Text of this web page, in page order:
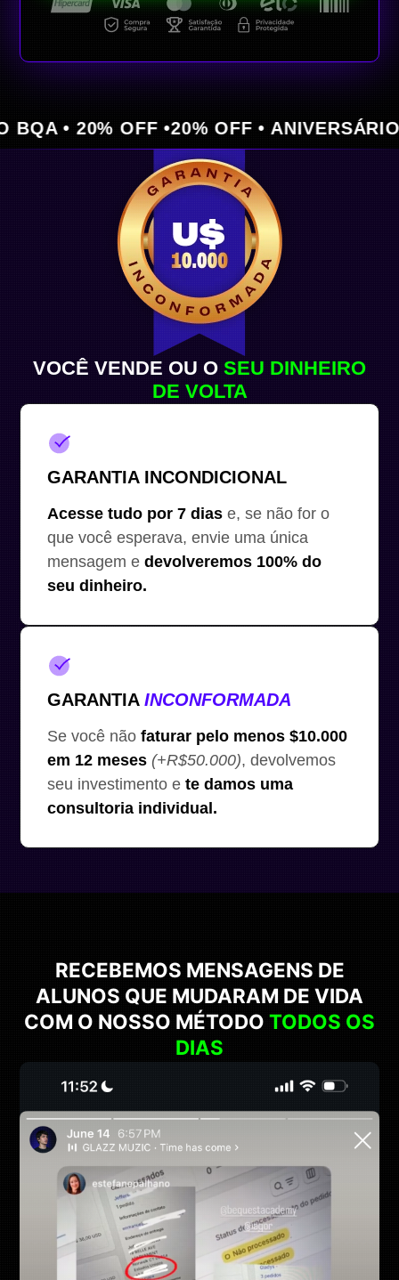
20% OFF • 20% OFF • ANIVERSÁRIO
VOCÊ VENDE OU O SEU DINHEIRO
DE VOLTA
GARANTIA INCONDICIONAL
Acesse tudo por 7 dias e, se não for o
que você esperava, envie uma única
mensagem edevolveremos 100% do
seu dinheiro.
GARANTIAINCONFORMADA
Se você nãofaturar pelo menos $10.000
em 12 meses (+R$50.000), devolvemos
seu investimento ete damos uma
consultoria individual.
RECEBEMOS MENSAGENS DE
ALUNOS QUE MUDARAM DE VIDA
COM O NOSSO MÉTODO TODOS OS
DIAS